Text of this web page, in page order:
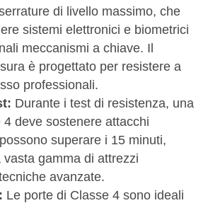
di livello massimo, che
sistemi elettronici e biometrici
meccanismi a chiave. Il
è progettato per resistere a
professionali.
Durante i test di resistenza, una
4 deve sostenere attacchi
superare i 15 minuti,
vasta gamma di attrezzi
avanzate.
Le porte di Classe 4 sono ideali